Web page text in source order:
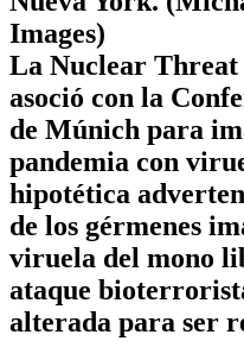
Images)
La Nuclear
asoció con la
de Múnich para
pandemia con
hipotética
de los gérmenes
viruela del mono
ataque
alterada para ser